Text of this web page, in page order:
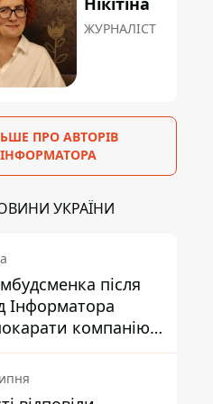
ЖУРНАЛІСТ
ПРО АВТОРІВ
ІНФОРМАТОРА
УКРАЇНИ
після
Інформатора
компанію-
ПриватБанку